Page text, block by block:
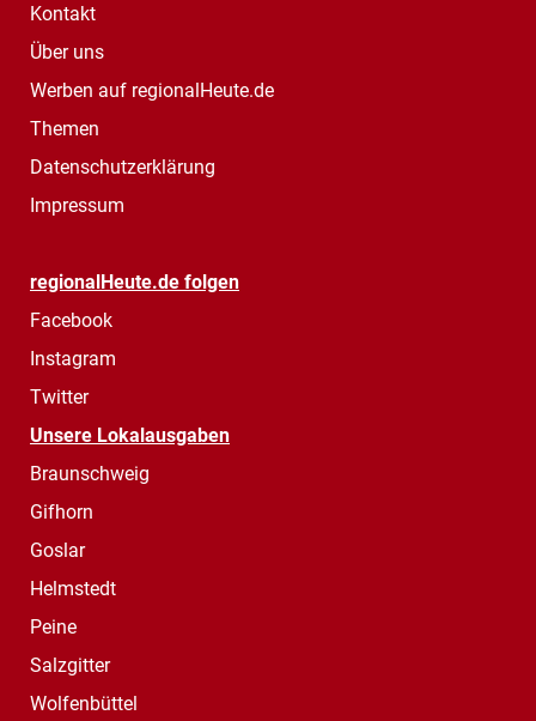
Kontakt
Über uns
Werben auf regionalHeute.de
Themen
Datenschutzerklärung
Impressum
regionalHeute.de folgen
Facebook
Instagram
Twitter
Unsere Lokalausgaben
Braunschweig
Gifhorn
Goslar
Helmstedt
Peine
Salzgitter
Wolfenbüttel